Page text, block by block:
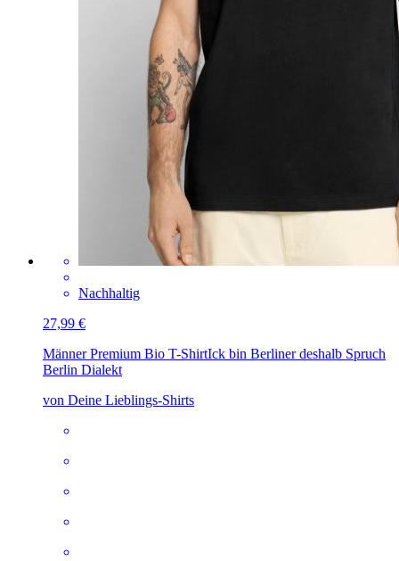
Nachhaltig
27,99 €
Männer Premium Bio T-ShirtIck bin Berliner deshalb Spruch
Berlin Dialekt
von Deine Lieblings-Shirts